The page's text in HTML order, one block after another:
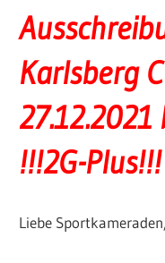
Karlsberg
27.12.2021
!!!2G-Plus!!!
Liebe Sportkameraden,